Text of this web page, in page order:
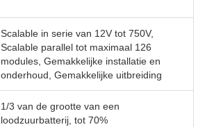
Scalable in serie van 12V tot 750V,
Scalable parallel tot maximaal 126
modules, Gemakkelijke installatie en
onderhoud, Gemakkelijke uitbreiding
1/3 van de grootte van een
loodzuurbatterij, tot 70%